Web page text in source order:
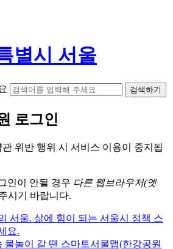
별시 서울
검색하기
로그인
위반 행위 시 서비스 이용이 중지됩
인이 안될 경우 다른 웹브라우저(엣
시기 바랍니다.